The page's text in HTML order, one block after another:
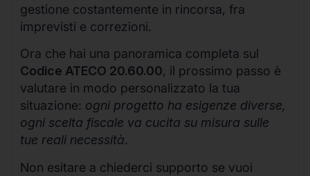
gestione costantemente in rincorsa, fra
imprevisti e correzioni.
Ora che hai una panoramica completa sul
Codice ATECO 20.60.00, il prossimo passo è
valutare in modo personalizzato la tua
situazione: ogni progetto ha esigenze diverse,
ogni scelta fiscale va cucita su misura sulle
tue reali necessità.
Non esitare a chiederci supporto se vuoi